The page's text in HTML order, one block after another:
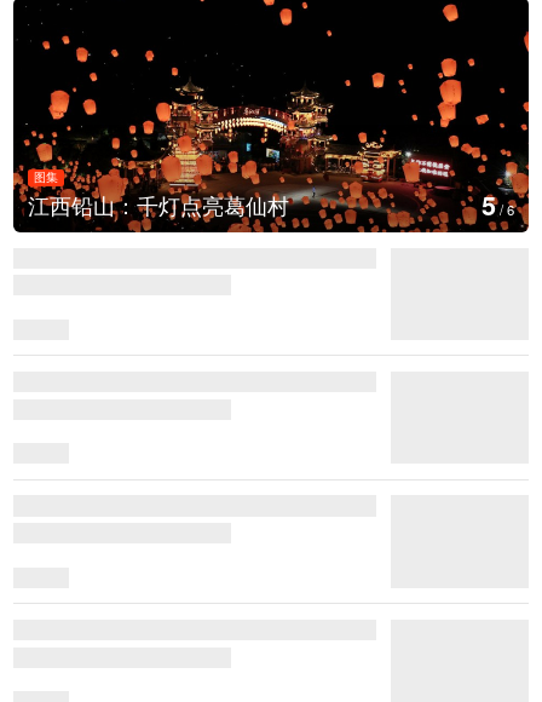
图集
上海：七彩稻田画迎最佳观赏期 6/6